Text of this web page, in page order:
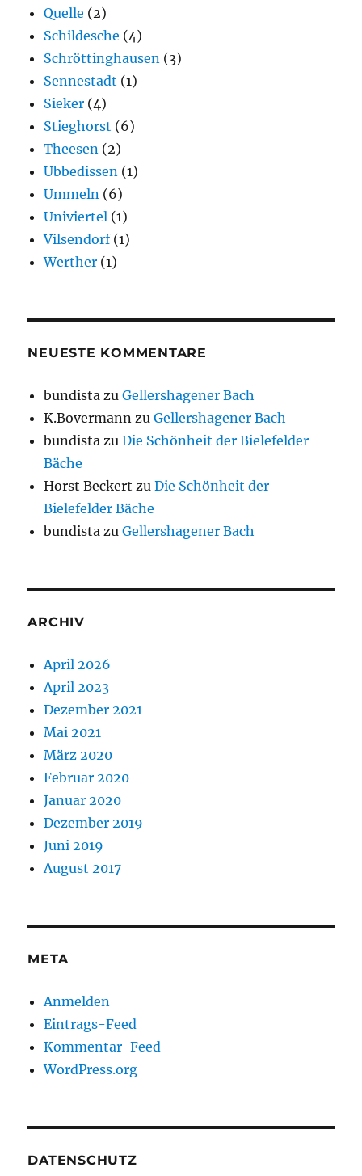
Quelle (2)
Schildesche (4)
Schröttinghausen (3)
Sennestadt (1)
Sieker (4)
Stieghorst (6)
Theesen (2)
Ubbedissen (1)
Ummeln (6)
Univiertel (1)
Vilsendorf(1)
Werther (1)
NEUESTE KOMMENTARE
bundista zuGellershagener Bach
K.Bovermann zuGellershagener Bach
bundista zuDie Schönheit der Bielefelder
Bäche
Horst Beckert zuDie Schönheit der
Bielefelder Bäche
bundista zuGellershagener Bach
ARCHIV
April 2026
April 2023
Dezember 2021
Mai 2021
März 2020
Februar 2020
Januar 2020
Dezember 2019
Juni 2019
August 2017
META
Anmelden
Eintrags-Feed
Kommentar-Feed
WordPress.org
DATENSCHUTZ